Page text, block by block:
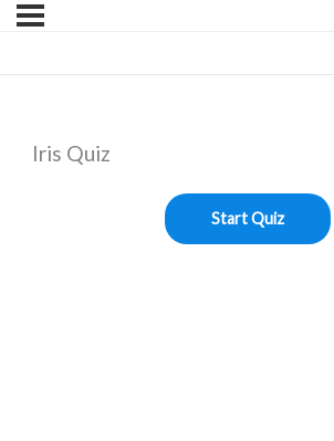
Iris Quiz